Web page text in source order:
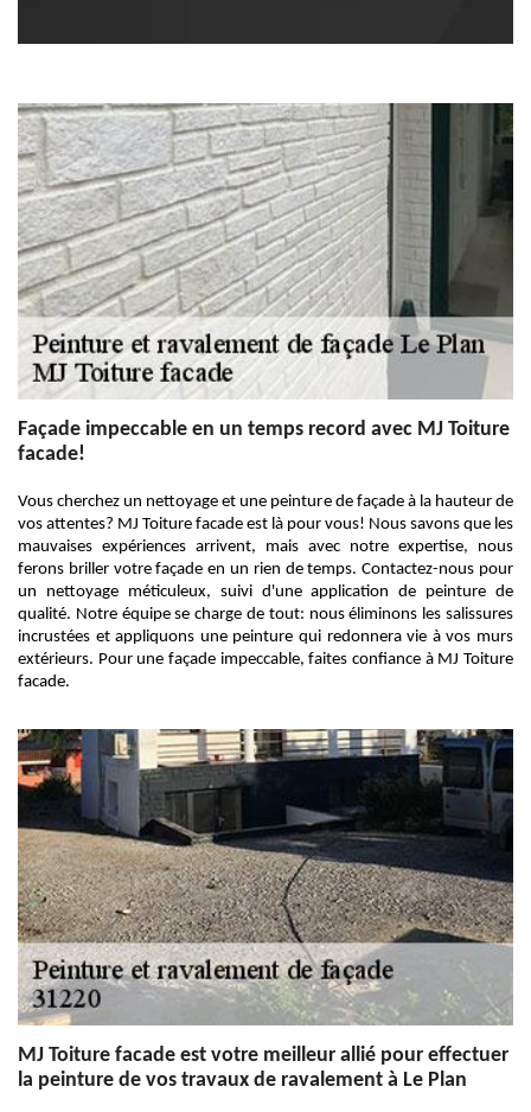
Façade impeccable en un temps record avec MJ Toiture
facade!
Vous cherchez un nettoyage et une peinture de façade à la hauteur de
vos attentes? MJ Toiture facade est là pour vous! Nous savons que les
mauvaises expériences arrivent, mais avec notre expertise, nous
ferons briller votre façade en un rien de temps. Contactez-nous pour
un nettoyage méticuleux, suivi d'une application de peinture de
qualité. Notre équipe se charge de tout: nous éliminons les salissures
incrustées et appliquons une peinture qui redonnera vie à vos murs
extérieurs. Pour une façade impeccable, faites confiance à MJ Toiture
facade.
MJ Toiture facade est votre meilleur allié pour effectuer
la peinture de vos travaux de ravalement à Le Plan